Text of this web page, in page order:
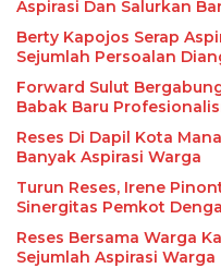
Aspirasi Dan Salurkan
Berty Kapojos Serap
Sejumlah Persoalan
Forward Sulut
Babak Baru
Reses Di Dapil Kota
Banyak Aspirasi Warga
Turun Reses, Irene
Sinergitas Pemkot
Reses Bersama Warga
Sejumlah Aspirasi Warga